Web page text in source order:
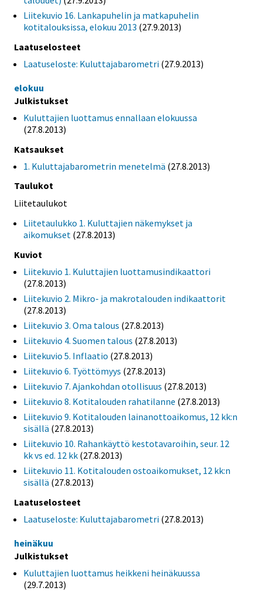
Liitekuvio 16. Lankapuhelin ja matkapuhelin
kotitalouksissa, elokuu 2013 (27.9.2013)
Laatuselosteet
Laatuseloste: Kuluttajabarometri (27.9.2013)
elokuu
Julkistukset
Kuluttajien luottamus ennallaan elokuussa
(27.8.2013)
Katsaukset
1. Kuluttajabarometrin menetelmä (27.8.2013)
Taulukot
Liitetaulukot
Liitetaulukko 1. Kuluttajien näkemykset ja
aikomukset (27.8.2013)
Kuviot
Liitekuvio 1. Kuluttajien luottamusindikaattori
(27.8.2013)
Liitekuvio 2. Mikro- ja makrotalouden indikaattorit
(27.8.2013)
Liitekuvio 3. Oma talous (27.8.2013)
Liitekuvio 4. Suomen talous (27.8.2013)
Liitekuvio 5. Inflaatio (27.8.2013)
Liitekuvio 6. Työttömyys (27.8.2013)
Liitekuvio 7. Ajankohdan otollisuus (27.8.2013)
Liitekuvio 8. Kotitalouden rahatilanne (27.8.2013)
Liitekuvio 9. Kotitalouden lainanottoaikomus, 12 kk:n
sisällä (27.8.2013)
Liitekuvio 10. Rahankäyttö kestotavaroihin, seur. 12
kk vs ed. 12 kk (27.8.2013)
Liitekuvio 11. Kotitalouden ostoaikomukset, 12 kk:n
sisällä (27.8.2013)
Laatuselosteet
Laatuseloste: Kuluttajabarometri (27.8.2013)
heinäkuu
Julkistukset
Kuluttajien luottamus heikkeni heinäkuussa
(29.7.2013)